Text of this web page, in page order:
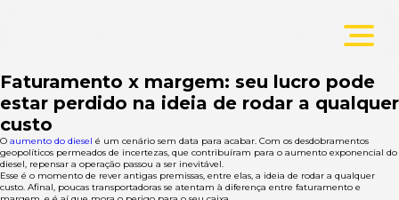
Faturamento x margem: seu lucro pode
estar perdido na ideia de rodar a qualquer
custo
O aumento do diesel é um cenário sem data para acabar. Com os desdobramentos
geopolíticos permeados de incertezas, que contribuíram para o aumento exponencial do
diesel, repensar a operação passou a ser inevitável.
Esse é o momento de rever antigas premissas, entre elas, a ideia de rodar a qualquer
custo. Afinal, poucas transportadoras se atentam à diferença entre faturamento e